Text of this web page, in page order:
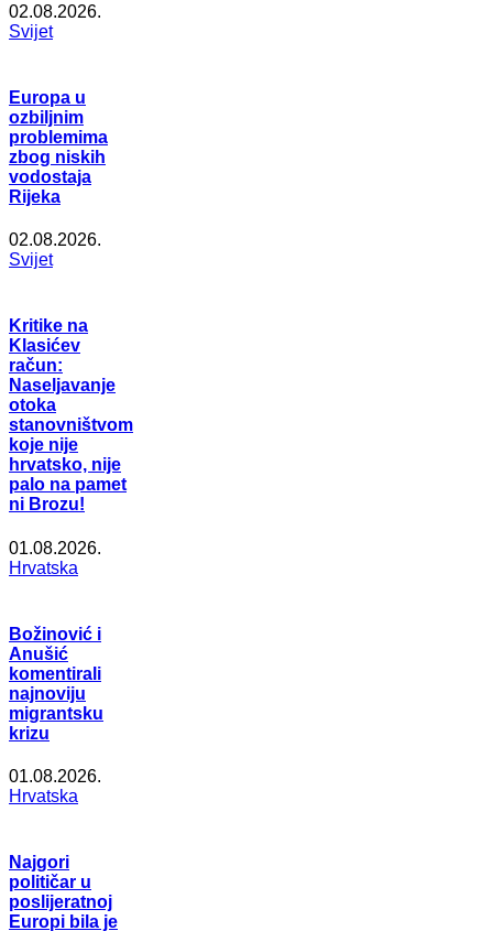
02.08.2026.
Svijet
Europa u
ozbiljnim
problemima
zbog niskih
vodostaja
Rijeka
02.08.2026.
Svijet
Kritike na
Klasićev
račun:
Naseljavanje
otoka
stanovništvom
koje nije
hrvatsko, nije
palo na pamet
ni Brozu!
01.08.2026.
Hrvatska
Božinović i
Anušić
komentirali
najnoviju
migrantsku
krizu
01.08.2026.
Hrvatska
Najgori
političar u
poslijeratnoj
Europi bila je